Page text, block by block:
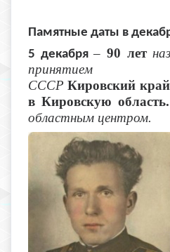
Памятные даты в
5 декабря– 90 лет
принятием
СССРКировский
в Кировскую область.
областным центром.